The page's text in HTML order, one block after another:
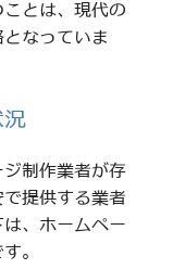
とは、現代の
なっていま
況
制作業者が存
提供する業者
、ホームペー
。